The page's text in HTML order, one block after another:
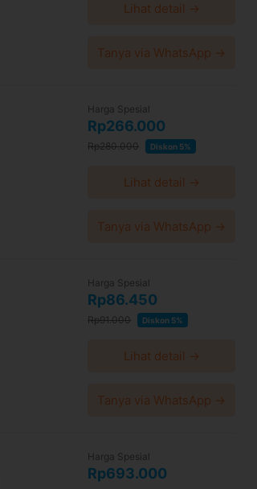
Lihat detail →
Tanya via WhatsApp →
Harga Spesial
Rp266.000
Rp280.000 Diskon 5%
Lihat detail →
Tanya via WhatsApp →
Harga Spesial
Rp86.450
Rp91.000 Diskon 5%
Lihat detail →
Tanya via WhatsApp →
Harga Spesial
Rp693.000